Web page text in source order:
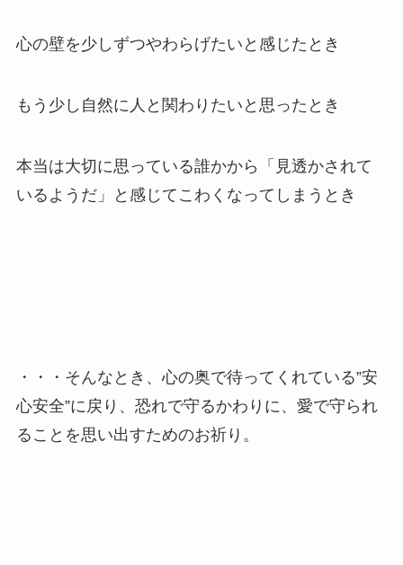
心の壁を少しずつやわらげたいと感じたとき
もう少し自然に人と関わりたいと思ったとき
本当は大切に思っている誰かから「見透かされて
いるようだ」と感じてこわくなってしまうとき
・・・そんなとき、心の奥で待ってくれている”安
心安全”に戻り、恐れで守るかわりに、愛で守られ
ることを思い出すためのお祈り。